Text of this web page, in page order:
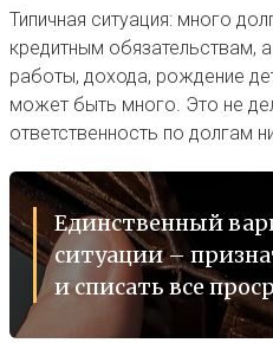
Типичная ситуация: много
кредитным обязательствам,
работы, дохода, рождение
может быть много. Это не
ответственность по долгам
Единственный
ситуации –
и списать все